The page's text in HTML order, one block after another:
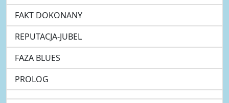
FAKT DOKONANY
REPUTACJA-JUBEL
FAZA BLUES
PROLOG